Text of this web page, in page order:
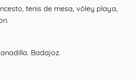
tenis de mesa, vóley playa,
Badajoz.